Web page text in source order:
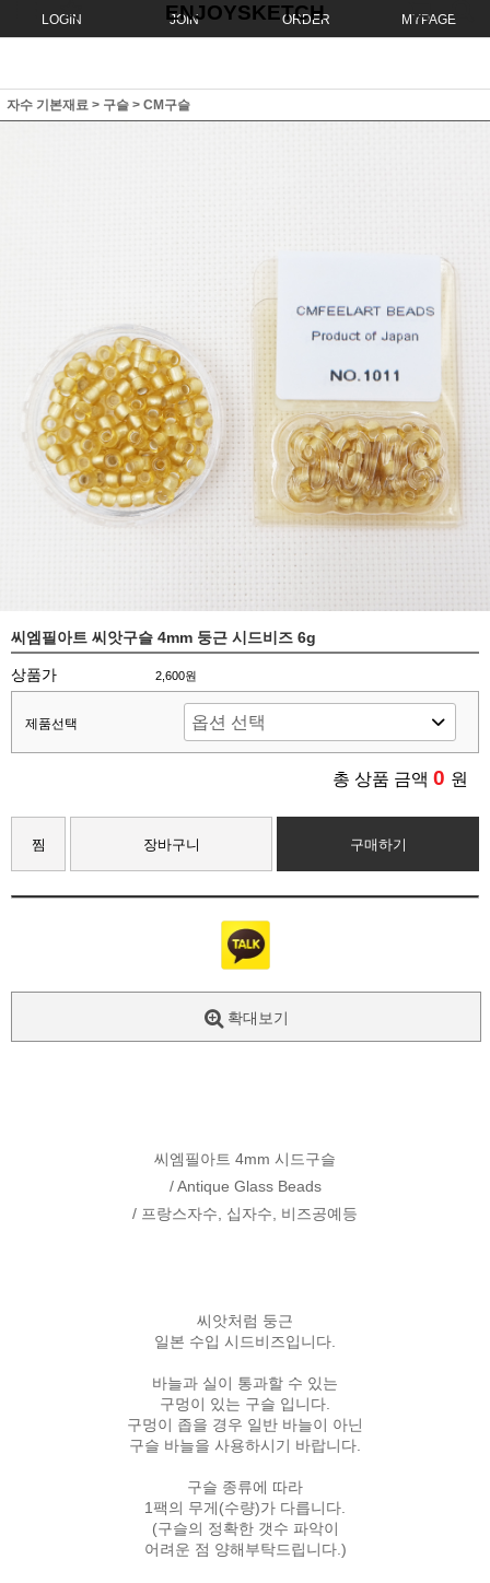
LOGIN JOIN ORDER MYPAGE
ENJOYSKETCH
자수 기본재료 > 구슬 > CM구슬
씨엠필아트 씨앗구슬 4mm 둥근 시드비즈 6g
상품가 2,600원
제품선택
총 상품 금액 0 원
찜 장바구니 구매하기
확대보기
씨엠필아트 4mm 시드구슬
/ Antique Glass Beads
/ 프랑스자수, 십자수, 비즈공예등
씨앗처럼 둥근
일본 수입 시드비즈입니다.
바늘과 실이 통과할 수 있는
구멍이 있는 구슬 입니다.
구멍이 좁을 경우 일반 바늘이 아닌
구슬 바늘을 사용하시기 바랍니다.
구슬 종류에 따라
1팩의 무게(수량)가 다릅니다.
(구슬의 정확한 갯수 파악이
어려운 점 양해부탁드립니다.)